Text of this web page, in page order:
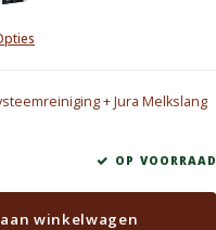
+ Jura Melkslang
OP VOORRAAD
winkelwagen